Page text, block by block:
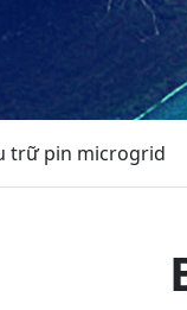
trữ pin microgrid